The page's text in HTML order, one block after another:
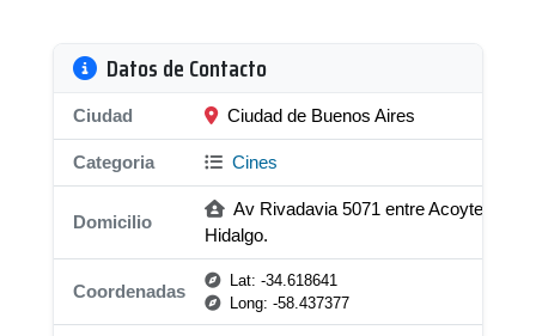
Datos de Contacto
Ciudad Ciudad de Buenos Aires
Categoria Cines
Domicilio
Av Rivadavia 5071 entre Acoyte e
Hidalgo.
Coordenadas
Lat: -34.618641
Long: -58.437377